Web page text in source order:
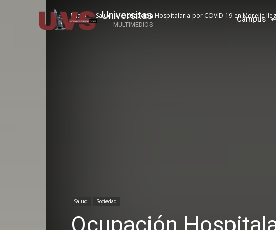
Universitas
MULTIMEDIOS
Campus
Inicio Salud Ocupación Hospitalaria por COVID-19 en Morelia
Salud Sociedad